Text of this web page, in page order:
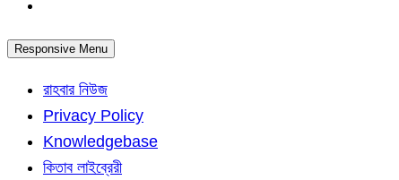
Responsive Menu
রাহবার নিউজ
Privacy Policy
Knowledgebase
কিতাব লাইব্রেরী